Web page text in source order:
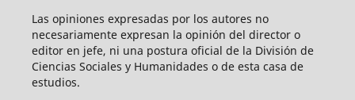
Las opiniones expresadas por los autores no
necesariamente expresan la opinión del director o
editor en jefe, ni una postura oficial de la División de
Ciencias Sociales y Humanidades o de esta casa de
estudios.